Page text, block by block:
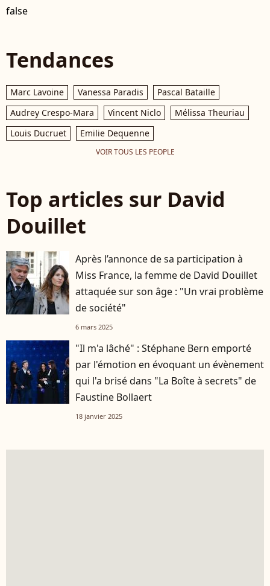
false
Tendances
Marc Lavoine Vanessa Paradis
Pascal Bataille
Audrey Crespo-Mara
Vincent Niclo
Mélissa Theuriau
Louis Ducruet
Emilie Dequenne
VOIR TOUS LES PEOPLE
Top articles sur David
Douillet
Après l’annonce de sa participation à
Miss France, la femme de David Douillet
attaquée sur son âge : "Un vrai problème
de société"
6 mars 2025
"Il m'a lâché" : Stéphane Bern emporté
par l'émotion en évoquant un évènement
qui l'a brisé dans "La Boîte à secrets" de
Faustine Bollaert
18 janvier 2025